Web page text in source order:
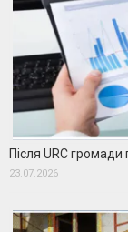
Після URC
23.07.2026